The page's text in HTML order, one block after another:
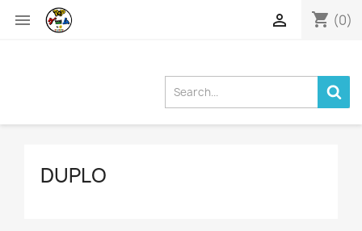
 shopping_cart (0)

DUPLO